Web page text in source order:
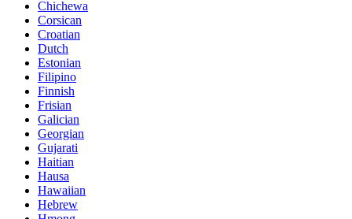
Chichewa
Corsican
Croatian
Dutch
Estonian
Filipino
Finnish
Frisian
Galician
Georgian
Gujarati
Haitian
Hausa
Hawaiian
Hebrew